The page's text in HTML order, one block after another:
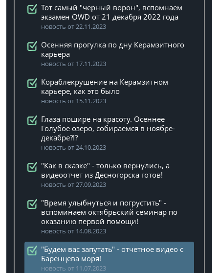
Тот самый "черный ворон", вспомнаем
экзамен OWD от 21 декабря 2022 года
новость от 22.11.2023
Осенняя прогулка по дну Керамзитного
карьера
новость от 17.11.2023
Кораблекрушение на Керамзитном
карьере, как это было
новость от 15.11.2023
Глаза пошире на красоту. Осеннее
Голубое озеро, собираемся в ноябре-
декабре?!?
новость от 24.10.2023
"Как в сказке" - только вернулись, а
видеоотчет из Десногорска готов!
новость от 27.09.2023
"Время улыбнуться и погрустить" -
вспоминаем октябрьский семинар по
оказанию первой помощи!
новость от 14.08.2023
"Будем вас запутать" - отчетное видео с
Баренцева моря!
новость от 11.07.2023